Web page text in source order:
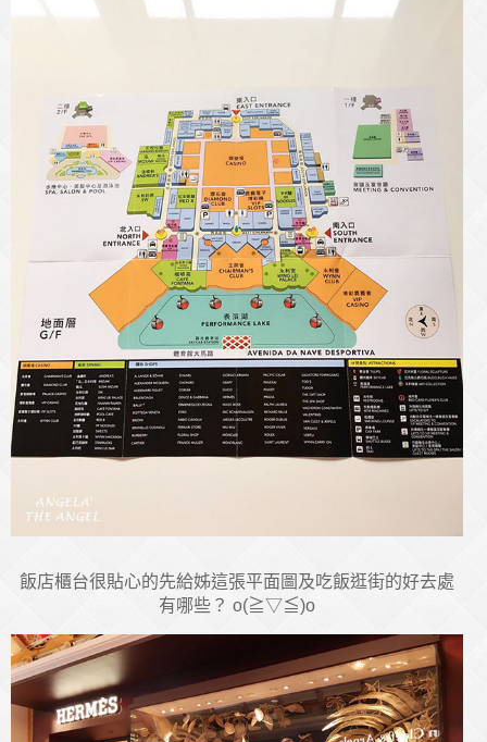
飯店櫃台很貼心的先給姊這張平面圖及吃飯逛街的好去處
有哪些？ o(≧▽≦)o